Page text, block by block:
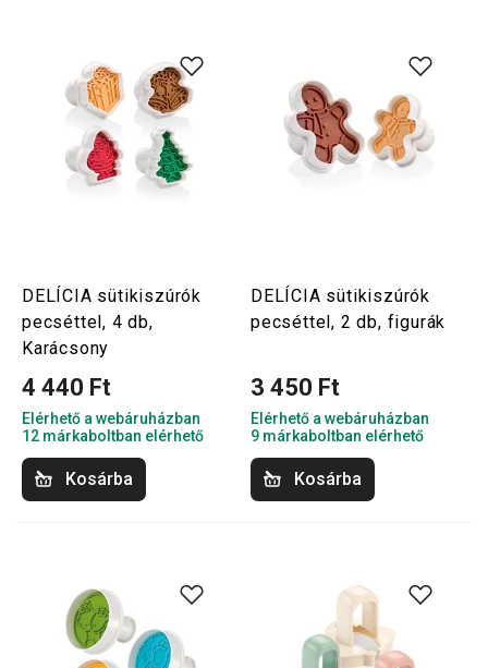
DELÍCIA sütikiszúrók
pecséttel, 4 db,
Karácsony
4 440 Ft
Elérhető a webáruházban
12 márkaboltban elérhető
Kosárba
DELÍCIA sütikiszúrók
pecséttel, 2 db, figurák
3 450 Ft
Elérhető a webáruházban
9 márkaboltban elérhető
Kosárba